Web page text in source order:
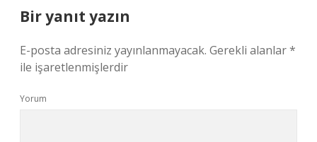
Bir yanıt yazın
E-posta adresiniz yayınlanmayacak. Gerekli alanlar*
ile işaretlenmişlerdir
Yorum